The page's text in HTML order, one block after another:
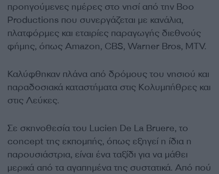
προηγούμενες ημέρες στο νησί από την Boo
Productions που συνεργάζεται με κανάλια,
πλατφόρμες και εταιρίες παραγωγής διεθνούς
φήμης, όπως Amazon, CBS, Warner Bros, MTV.
Καλύφθηκαν πλάνα από δρόμους του νησιού και
παραδοσιακά καταστήματα στις Κολυμπήθρες και
στις Λεύκες.
Σε σκηνοθεσία του Lucien De La Bruere, το
concept της εκπομπής, όπως εξηγεί η ίδια η
παρουσιάστρια, είναι ένα ταξίδι για να μάθει
μερικά από τα αγαπημένα της συστατικά. Από πού